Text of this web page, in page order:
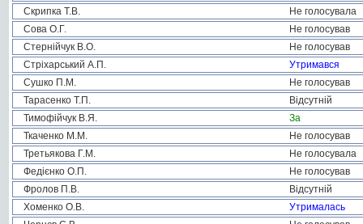
Скрипка Т.В.
Не голосувала
Сова О.Г.
Не голосував
Стернійчук В.О.
Не голосував
Стріхарський А.П.
Утримався
Сушко П.М.
Не голосував
Тарасенко Т.П.
Відсутній
Тимофійчук В.Я.
За
Ткаченко М.М.
Не голосував
Третьякова Г.М.
Не голосувала
Федієнко О.П.
Не голосував
Фролов П.В.
Відсутній
Хоменко О.В.
Утрималась